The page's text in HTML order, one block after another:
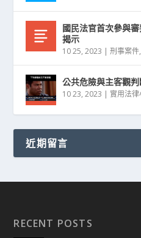
國民法官首次參與
揭示
10 25, 2023 |刑事案件,
公共危險與主客觀
10 23, 2023 | 實用法
近期留言
RECENT POSTS